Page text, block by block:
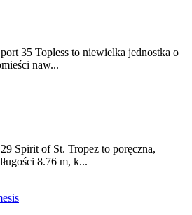
35 Topless to niewielka jednostka o
naw...
Spirit of St. Tropez to poręczna,
8.76 m, k...